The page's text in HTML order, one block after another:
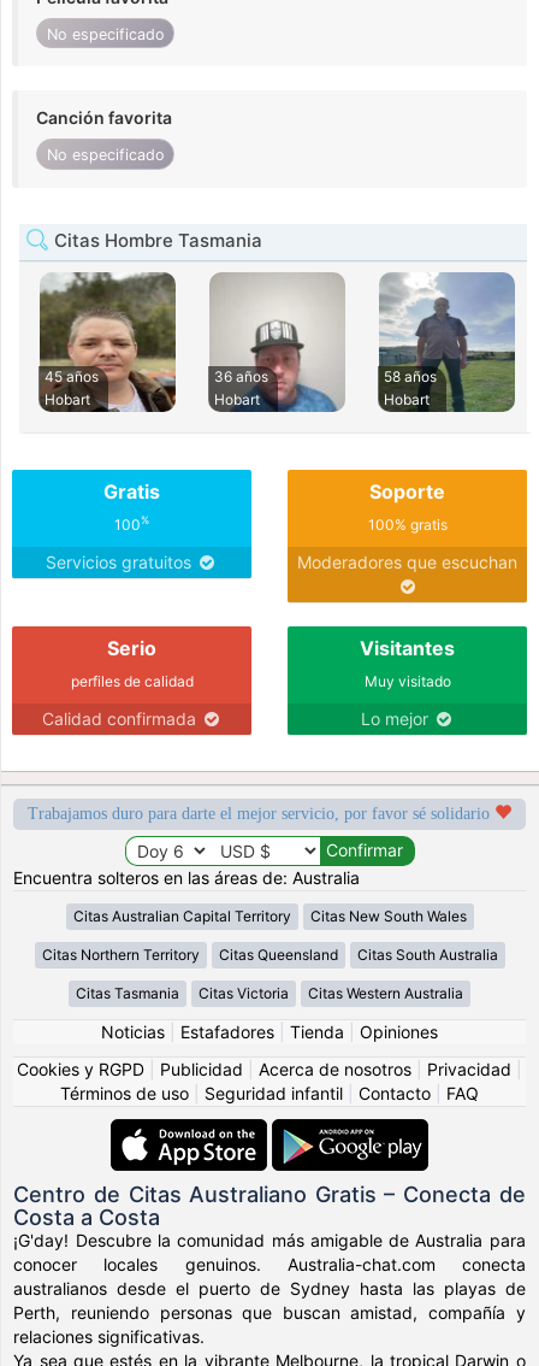
No especificado
Canción favorita
No especificado
Citas Hombre Tasmania
45 años
Hobart
36 años
Hobart
58 años
Hobart
Gratis
100%
Servicios gratuitos
Soporte
100% gratis
Moderadores que escuchan
Serio
perfiles de calidad
Calidad confirmada
Visitantes
Muy visitado
Lo mejor
Trabajamos duro para darte el mejor servicio, por favor sé solidario
Encuentra solteros en las áreas de: Australia
Citas Australian Capital Territory Citas New South Wales
Citas Northern Territory Citas Queensland Citas South Australia
Citas Tasmania Citas Victoria Citas Western Australia
Noticias Estafadores Tienda
Opiniones
Cookies y RGPD
Publicidad Acerca de nosotros Privacidad
Términos de uso
Seguridad infantil Contacto FAQ
Centro de Citas Australiano Gratis – Conecta de
Costa a Costa
¡G'day! Descubre la comunidad más amigable de Australia para
conocer locales genuinos. Australia-chat.com conecta
australianos desde el puerto de Sydney hasta las playas de
Perth, reuniendo personas que buscan amistad, compañía y
relaciones significativas.
Ya sea que estés en la vibrante Melbourne, la tropical Darwin o